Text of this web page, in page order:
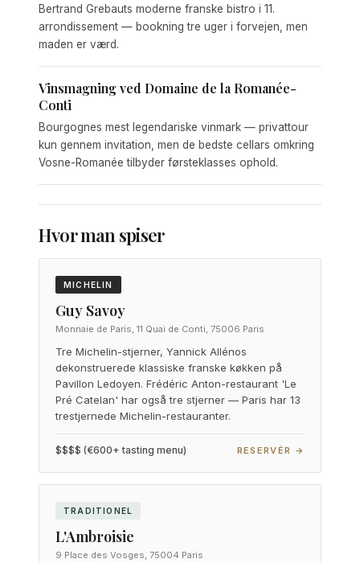
Bertrand Grebauts moderne franske bistro i 11.
arrondissement — bookning tre uger i forvejen, men
maden er værd.
Vinsmagning ved Domaine de la Romanée-
Conti
Bourgognes mest legendariske vinmark — privattour
kun gennem invitation, men de bedste cellars omkring
Vosne-Romanée tilbyder førsteklasses ophold.
Hvor man spiser
MICHELIN
Guy Savoy
Monnaie de Paris, 11 Quai de Conti, 75006 Paris
Tre Michelin-stjerner, Yannick Allénos
dekonstruerede klassiske franske køkken på
Pavillon Ledoyen. Frédéric Anton-restaurant 'Le
Pré Catelan' har også tre stjerner — Paris har 13
trestjernede Michelin-restauranter.
$$$$ (€600+ tasting menu) RESERVÉR →
TRADITIONEL
L'Ambroisie
9 Place des Vosges, 75004 Paris